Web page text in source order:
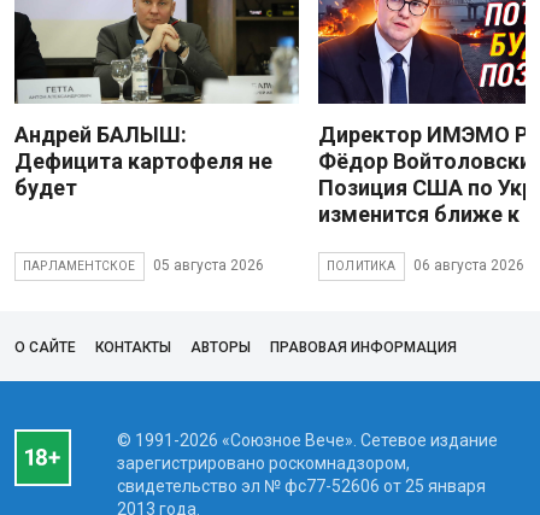
Андрей БАЛЫШ:
Дефицита картофеля не
будет
ПАРЛАМЕНТСКОЕ 05 августа 2026
Директор ИМЭМО
Фёдор
Позиция США по
изменится ближе к
ПОЛИТИКА 06 августа 2026
О САЙТЕ КОНТАКТЫ АВТОРЫ ПРАВОВАЯ ИНФОРМАЦИЯ
© 1991-2026 «Союзное Вече». Сетевое издание
зарегистрировано роскомнадзором,
свидетельство эл № фc77-52606 от 25 января
2013 года.